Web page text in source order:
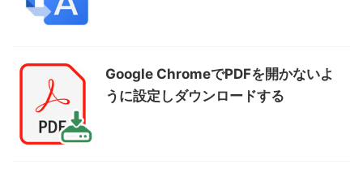
Google ChromeでPDFを開かないよ
うに設定しダウンロードする